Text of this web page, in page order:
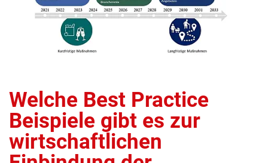
Welche Best Practice
Beispiele gibt es zur
wirtschaftlichen